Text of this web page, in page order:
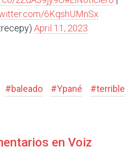
6KqshUMnSx
April 11, 2023
#baleado #Ypané #terrible
en Voiz